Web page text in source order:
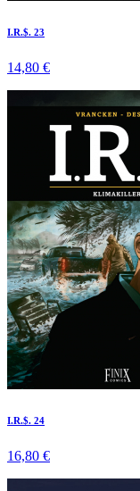
I.R.$. 23
14,80 €
I.R.$. 24
16,80 €